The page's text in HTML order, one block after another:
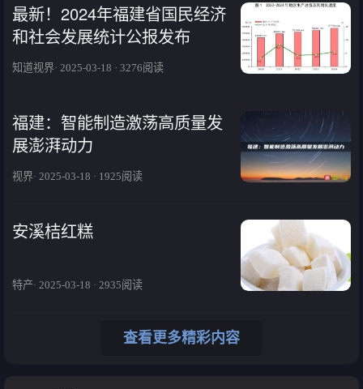
最新！2024年福建省国民经济
和社会发展统计公报发布
知道视界· 2025-03-18 · 3276阅读
福建：智能制造激荡高质量发
展澎湃动力
视界· 2025-03-18 · 1925阅读
安溪桔红糕
特产· 2025-03-18 · 2935阅读
查看更多精彩内容